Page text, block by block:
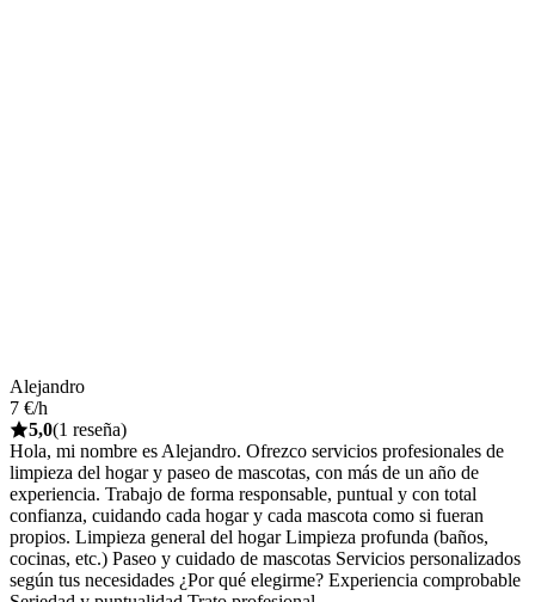
Alejandro
7 €/h
5,0(1 reseña)
Hola, mi nombre es Alejandro. Ofrezco servicios profesionales de
limpieza del hogar y paseo de mascotas, con más de un año de
experiencia. Trabajo de forma responsable, puntual y con total
confianza, cuidando cada hogar y cada mascota como si fueran
propios. Limpieza general del hogar Limpieza profunda (baños,
cocinas, etc.) Paseo y cuidado de mascotas Servicios personalizados
según tus necesidades ¿Por qué elegirme? Experiencia comprobable